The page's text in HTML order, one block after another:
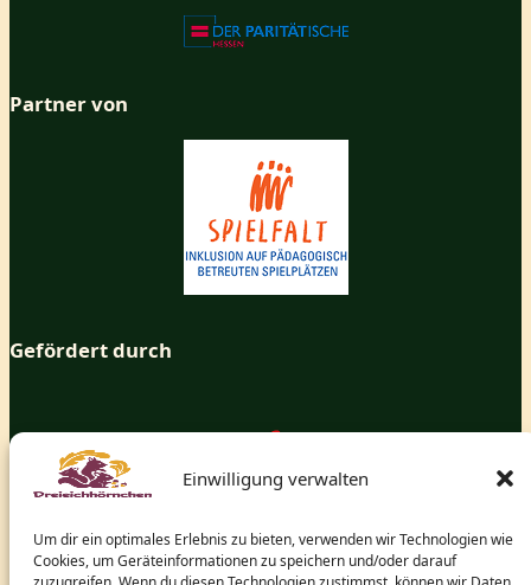
Einwilligung verwalten
Um dir ein optimales Erlebnis zu bieten, verwenden wir Technologien wie
Cookies, um Geräteinformationen zu speichern und/oder darauf
Partner von
Gefördert durch